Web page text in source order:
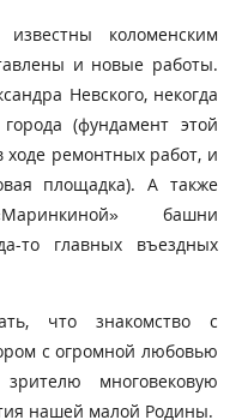
коломенским
и новые работы.
Невского, некогда
(фундамент этой
ремонтных работ, и
площадка). А также
башни
то главных въездных
что знакомство с
с огромной любовью
многовековую
нашей малой Родины.